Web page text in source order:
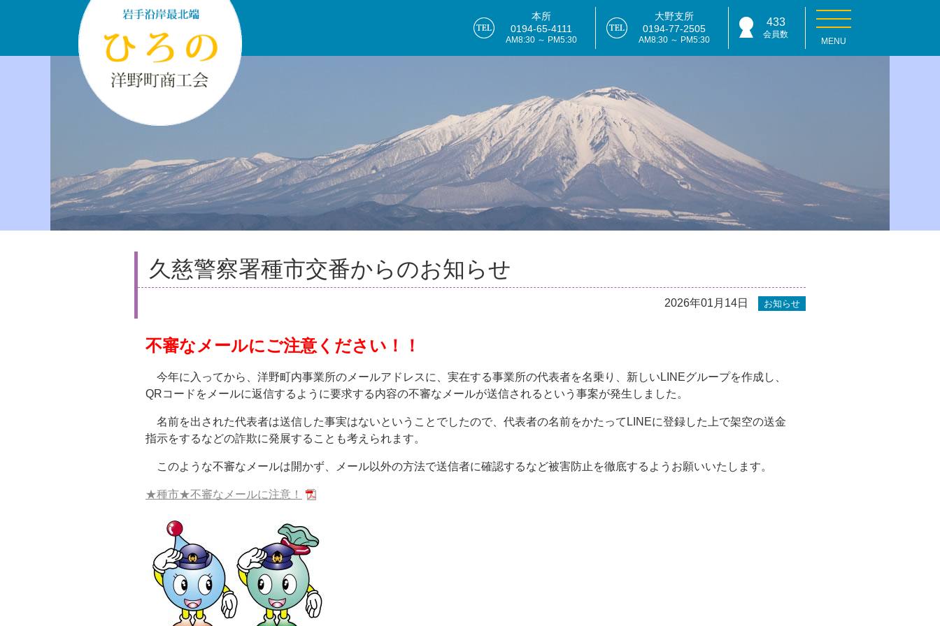
本所
0194-65-4111
AM8:30 ～ PM5:30
大野支所
0194-77-2505
AM8:30 ～ PM5:30
433
会員数
MENU
久慈警察署種市交番からのお知らせ
2026年01月14日 お知らせ
不審なメールにご注意ください！！
今年に入ってから、洋野町内事業所のメールアドレスに、実在する事業所の代表者を名乗り、新しいLINEグループを作成し、
QRコードをメールに返信するように要求する内容の不審なメールが送信されるという事案が発生しました。
名前を出された代表者は送信した事実はないということでしたので、代表者の名前をかたってLINEに登録した上で架空の送金
指示をするなどの詐欺に発展することも考えられます。
このような不審なメールは開かず、メール以外の方法で送信者に確認するなど被害防止を徹底するようお願いいたします。
★種市★不審なメールに注意！